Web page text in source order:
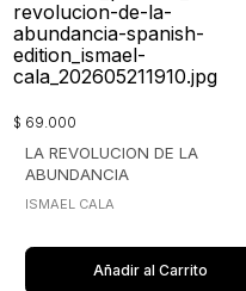
$ 69.000
LA REVOLUCION DE LA
ABUNDANCIA
ISMAEL CALA
Añadir al Carrito